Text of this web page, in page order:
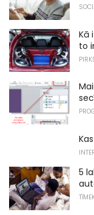
Kā
to
5